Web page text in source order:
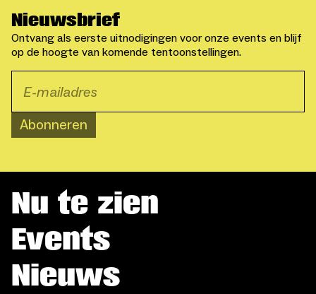
Nieuwsbrief
Ontvang als eerste uitnodigingen voor onze events en blijf
op de hoogte van komende tentoonstellingen.
Abonneren
Nu te zien
Events
Nieuws